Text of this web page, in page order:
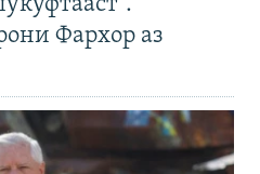
Фархор аз